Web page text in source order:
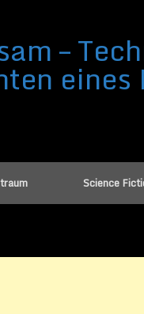
–
eines
Science